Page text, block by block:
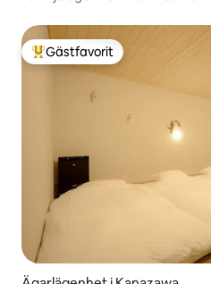
Populär gästfavorit
Gästfavorit